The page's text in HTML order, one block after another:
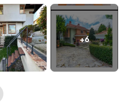
+6